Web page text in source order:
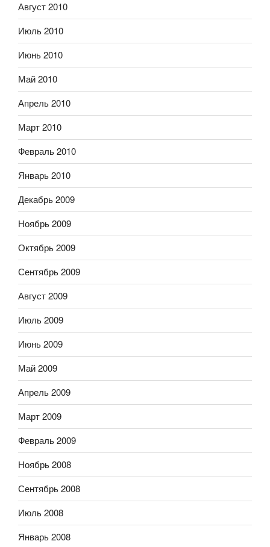
Август 2010
Июль 2010
Июнь 2010
Май 2010
Апрель 2010
Март 2010
Февраль 2010
Январь 2010
Декабрь 2009
Ноябрь 2009
Октябрь 2009
Сентябрь 2009
Август 2009
Июль 2009
Июнь 2009
Май 2009
Апрель 2009
Март 2009
Февраль 2009
Ноябрь 2008
Сентябрь 2008
Июль 2008
Январь 2008